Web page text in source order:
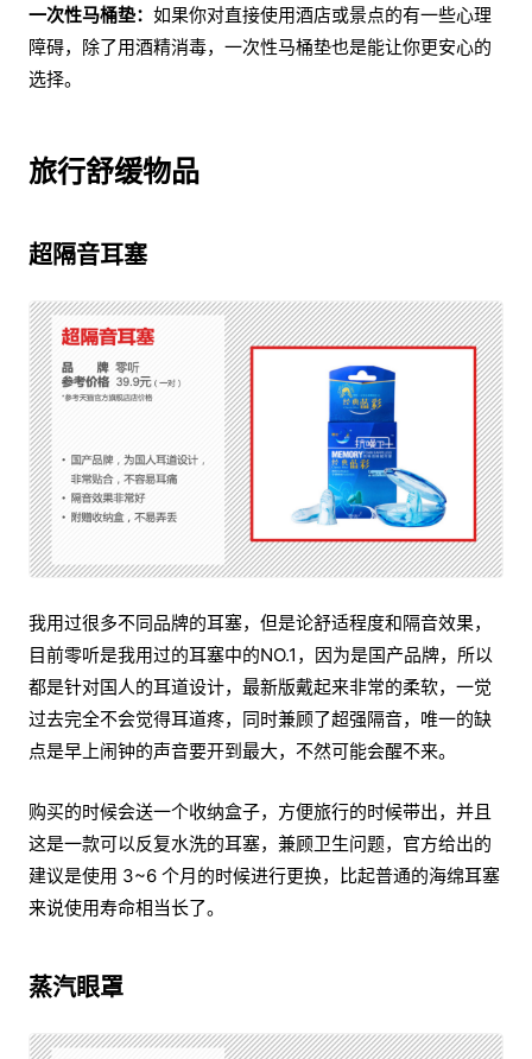
一次性马桶垫： 如果你对直接使用酒店或景点的有一些心理
障碍，除了用酒精消毒，一次性马桶垫也是能让你更安心的
选择。
旅行舒缓物品
超隔音耳塞
我用过很多不同品牌的耳塞，但是论舒适程度和隔音效果，
目前零听是我用过的耳塞中的NO.1，因为是国产品牌，所以
都是针对国人的耳道设计，最新版戴起来非常的柔软，一觉
过去完全不会觉得耳道疼，同时兼顾了超强隔音，唯一的缺
点是早上闹钟的声音要开到最大，不然可能会醒不来。
购买的时候会送一个收纳盒子，方便旅行的时候带出，并且
这是一款可以反复水洗的耳塞，兼顾卫生问题，官方给出的
建议是使用 3~6 个月的时候进行更换，比起普通的海绵耳塞
来说使用寿命相当长了。
蒸汽眼罩